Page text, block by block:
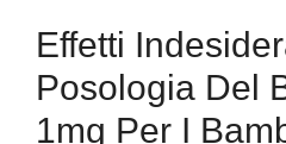
Effetti
Posologia Del
1mg Per I